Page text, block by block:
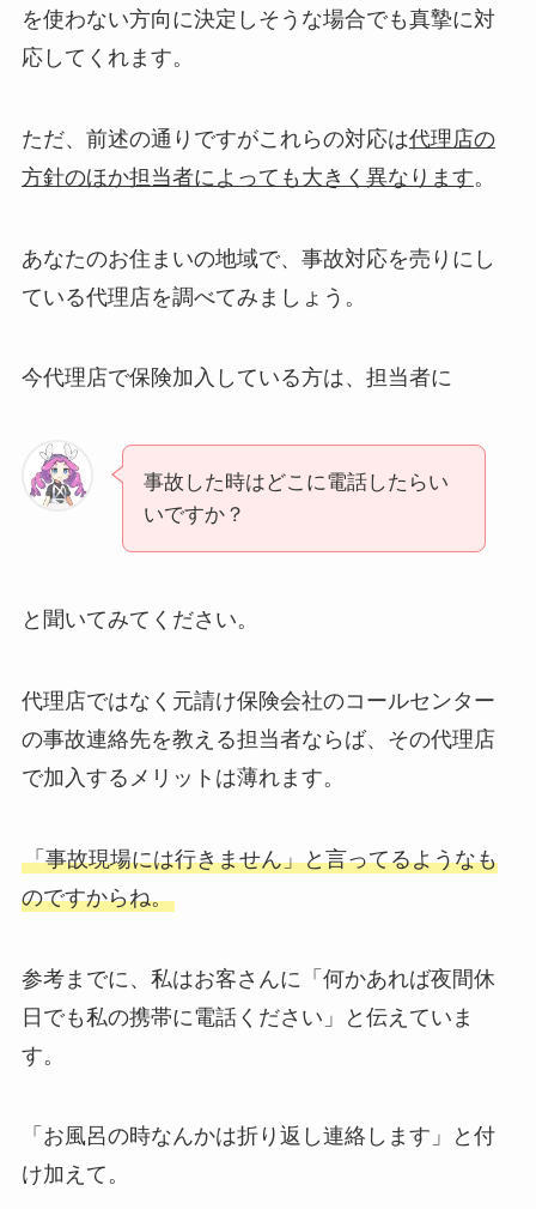
を使わない方向に決定しそうな場合でも真摯に対
応してくれます。
ただ、前述の通りですがこれらの対応は代理店の
方針のほか担当者によっても大きく異なります。
あなたのお住まいの地域で、事故対応を売りにし
ている代理店を調べてみましょう。
今代理店で保険加入している方は、担当者に
事故した時はどこに電話したらい
いですか？
と聞いてみてください。
代理店ではなく元請け保険会社のコールセンター
の事故連絡先を教える担当者ならば、その代理店
で加入するメリットは薄れます。
「事故現場には行きません」と言ってるようなも
のですからね。
参考までに、私はお客さんに「何かあれば夜間休
日でも私の携帯に電話ください」と伝えていま
す。
「お風呂の時なんかは折り返し連絡します」と付
け加えて。